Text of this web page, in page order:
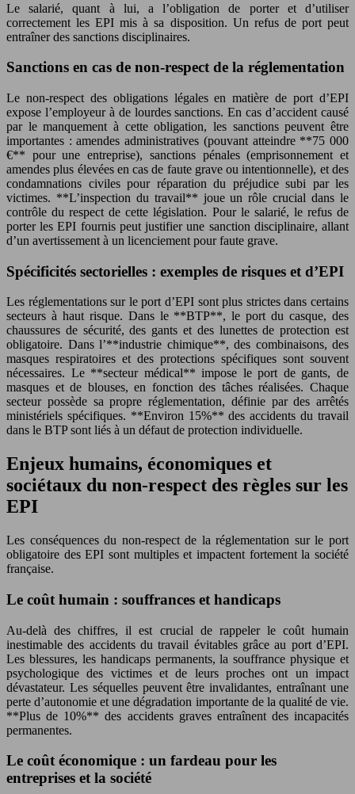
Le salarié, quant à lui, a l’obligation de porter et d’utiliser
correctement les EPI mis à sa disposition. Un refus de port peut
entraîner des sanctions disciplinaires.
Sanctions en cas de non-respect de la réglementation
Le non-respect des obligations légales en matière de port d’EPI
expose l’employeur à de lourdes sanctions. En cas d’accident causé
par le manquement à cette obligation, les sanctions peuvent être
importantes : amendes administratives (pouvant atteindre **75 000
€** pour une entreprise), sanctions pénales (emprisonnement et
amendes plus élevées en cas de faute grave ou intentionnelle), et des
condamnations civiles pour réparation du préjudice subi par les
victimes. **L’inspection du travail** joue un rôle crucial dans le
contrôle du respect de cette législation. Pour le salarié, le refus de
porter les EPI fournis peut justifier une sanction disciplinaire, allant
d’un avertissement à un licenciement pour faute grave.
Spécificités sectorielles : exemples de risques et d’EPI
Les réglementations sur le port d’EPI sont plus strictes dans certains
secteurs à haut risque. Dans le **BTP**, le port du casque, des
chaussures de sécurité, des gants et des lunettes de protection est
obligatoire. Dans l’**industrie chimique**, des combinaisons, des
masques respiratoires et des protections spécifiques sont souvent
nécessaires. Le **secteur médical** impose le port de gants, de
masques et de blouses, en fonction des tâches réalisées. Chaque
secteur possède sa propre réglementation, définie par des arrêtés
ministériels spécifiques. **Environ 15%** des accidents du travail
dans le BTP sont liés à un défaut de protection individuelle.
Enjeux humains, économiques et
sociétaux du non-respect des règles sur les
EPI
Les conséquences du non-respect de la réglementation sur le port
obligatoire des EPI sont multiples et impactent fortement la société
française.
Le coût humain : souffrances et handicaps
Au-delà des chiffres, il est crucial de rappeler le coût humain
inestimable des accidents du travail évitables grâce au port d’EPI.
Les blessures, les handicaps permanents, la souffrance physique et
psychologique des victimes et de leurs proches ont un impact
dévastateur. Les séquelles peuvent être invalidantes, entraînant une
perte d’autonomie et une dégradation importante de la qualité de vie.
**Plus de 10%** des accidents graves entraînent des incapacités
permanentes.
Le coût économique : un fardeau pour les
entreprises et la société